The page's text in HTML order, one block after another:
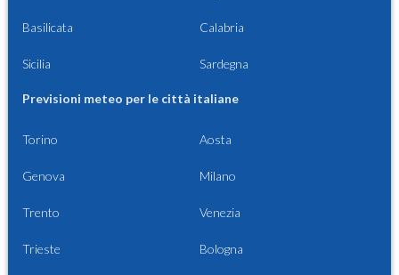
Basilicata Calabria
Sicilia Sardegna
Previsioni meteo per le città italiane
Torino Aosta
Genova Milano
Trento Venezia
Trieste Bologna